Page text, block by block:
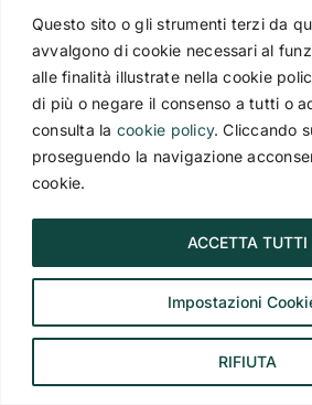
Questo sito o gli strumenti terzi da
avvalgono di cookie necessari al
alle finalità illustrate nella cookie
di più o negare il consenso a tutti o
consulta la cookie policy. Cliccando
proseguendo la navigazione
cookie.
Impostazioni
RIFIUTA
ACCETTA TUTTI
Crociere di Lussso
Viaggi con treni di lusso
CONSIGLI DI VIAGGIO
Okinawa, Giappone: cosa
andare e come organizzare il
Huvafen Fushi Resort: un
Delta dell’Okavango,
andare, cosa vedere e safari